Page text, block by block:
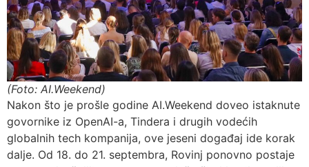
(Foto: AI.Weekend)
Nakon što je prošle godine AI.Weekend doveo istaknute
govornike iz OpenAI-a, Tindera i drugih vodećih
globalnih tech kompanija, ove jeseni događaj ide korak
dalje. Od 18. do 21. septembra, Rovinj ponovno postaje